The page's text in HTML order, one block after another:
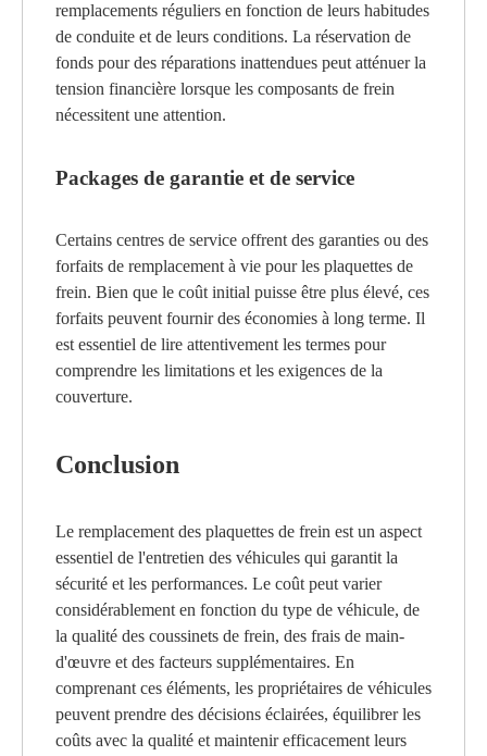
remplacements réguliers en fonction de leurs habitudes
de conduite et de leurs conditions. La réservation de
fonds pour des réparations inattendues peut atténuer la
tension financière lorsque les composants de frein
nécessitent une attention.
Packages de garantie et de service
Certains centres de service offrent des garanties ou des
forfaits de remplacement à vie pour les plaquettes de
frein. Bien que le coût initial puisse être plus élevé, ces
forfaits peuvent fournir des économies à long terme. Il
est essentiel de lire attentivement les termes pour
comprendre les limitations et les exigences de la
couverture.
Conclusion
Le remplacement des plaquettes de frein est un aspect
essentiel de l'entretien des véhicules qui garantit la
sécurité et les performances. Le coût peut varier
considérablement en fonction du type de véhicule, de
la qualité des coussinets de frein, des frais de main-
d'œuvre et des facteurs supplémentaires. En
comprenant ces éléments, les propriétaires de véhicules
peuvent prendre des décisions éclairées, équilibrer les
coûts avec la qualité et maintenir efficacement leurs